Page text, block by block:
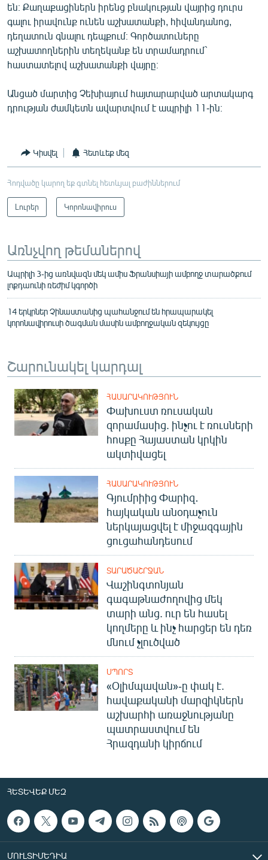
ՓՈԴՔԱՍԹ
Հայերեն
English
«Ազատության» բոլոր կայքերը
են։ Քաղաքացիներն իրենց բնակության վայրից դուրս
գալու իրավունք ունեն աշխատանքի, հիվանդանոց,
դեղատուն գնալու դեպքում։ Գործատուները
աշխատողներին տեղեկանք են տրամադրում`
հաստատելով աշխատանքի վայրը։
Անցած մարտից Չեխիայում հայտարարված արտակարգ
դրության ժամկետն ավարտվում է ապրիլի 11-ին։
Կիսվել Հետևեք մեզ
Հոդվածը կարող եք գտնել հետևյալ բաժիններում
Լուրեր Կորոնավիրուս
Առնչվող թեմաներով
Ապրիլի 3-ից առնվազն մեկ ամիս Ֆրանսիայի ամբողջ տարածքում
լոքդաունի ռեժիմ կգործի
14 երկրներ Չինաստանից պահանջում են հրապարակել
կորոնավիրուսի ծագման մասին ամբողջական զեկույցը
Շարունակել կարդալ
ՀԱՍԱՐԱԿՈՒԹՅՈՒՆ
Փախուստ ռուսական
զորամասից. ինչու է ռուսների
հոսքը Հայաստան կրկին
ակտիվացել
ՀԱՍԱՐԱԿՈՒԹՅՈՒՆ
Գյումրիից Փարիզ․
հայկական անօդաչուն
ներկայացվել է միջազգային
ցուցահանդեսում
ՏԱՐԱԾԱՇՐՋԱՆ
Վաշինգտոնյան
գագաթնաժողովից մեկ
տարի անց. ուր են հասել
կողմերը և ինչ հարցեր են դեռ
մնում չլուծված
ՍՊՈՐՏ
«Օլիմպավան»-ը փակ է.
հավաքականի մարզիկներն
աշխարհի առաջնությանը
պատրաստվում են
Հրազդանի կիրճում
ՀԵՏԵՎԵՔ ՄԵԶ
ՄՈՒԼՏԻՄԵԴԻԱ